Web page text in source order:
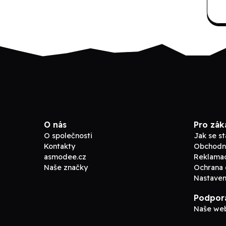
O nás
O společnosti
Kontakty
asmodee.cz
Naše značky
Pro
Jak se
Ochrana
Naše